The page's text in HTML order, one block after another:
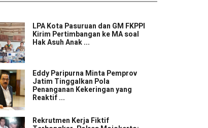
LPA Kota Pasuruan dan GM FKPPI
Kirim Pertimbangan ke MA soal
Hak Asuh Anak ...
Eddy Paripurna Minta Pemprov
Jatim Tinggalkan Pola
Penanganan Kekeringan yang
Reaktif ...
Rekrutmen Kerja Fiktif